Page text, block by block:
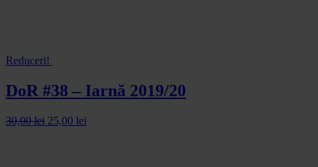
Reduceri!
DoR #38 – Iarnă 2019/20
30,00lei 25,00 lei